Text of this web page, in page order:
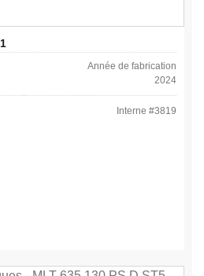
Année de fabrication
2024
Interne #3819